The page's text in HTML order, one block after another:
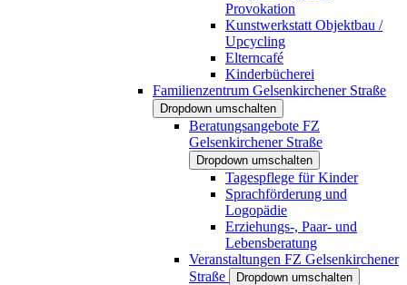
Provokation
Kunstwerkstatt Objektbau /
Upcycling
Elterncafé
Kinderbücherei
Familienzentrum Gelsenkirchener Straße
Dropdown umschalten
Beratungsangebote FZ
Gelsenkirchener Straße
Dropdown umschalten
Tagespflege für Kinder
Sprachförderung und
Logopädie
Erziehungs-, Paar- und
Lebensberatung
Veranstaltungen FZ Gelsenkirchener
Straße
Dropdown umschalten